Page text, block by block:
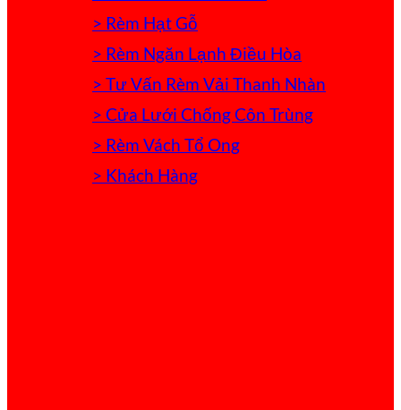
> Rèm Hạt Gỗ
> Rèm Ngăn Lạnh Điều Hòa
> Tư Vấn Rèm Vải Thanh Nhàn
> Cửa Lưới Chống Côn Trùng
> Rèm Vách Tổ Ong
> Khách Hàng